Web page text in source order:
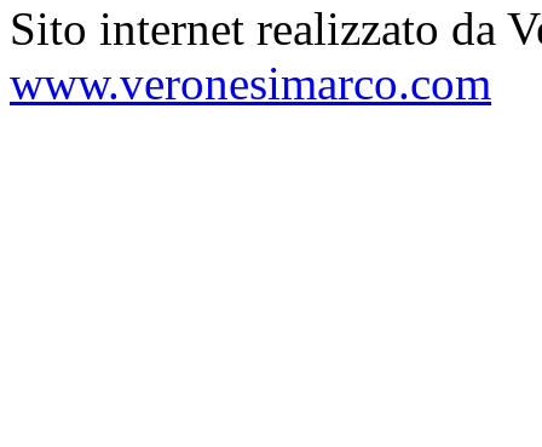
Sito internet realizzato da
www.veronesimarco.com